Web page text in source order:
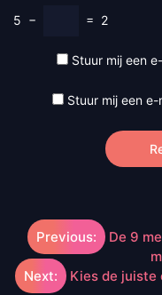
5 − = 2
Stuur mij een
Stuur mij een
Previous:
De 9
Next:
Kies de juiste